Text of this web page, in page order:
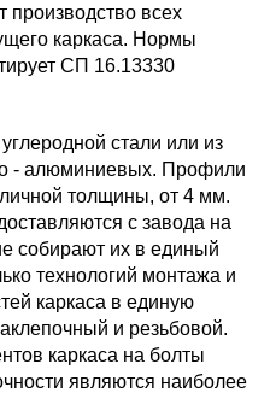
производство всех
каркаса. Нормы
СП 16.13330
стали или из
- алюминиевых. Профили
толщины, от 4 мм.
с завода на
собирают их в единый
технологий монтажа и
каркаса в единую
и резьбовой.
каркаса на болты
являются наиболее